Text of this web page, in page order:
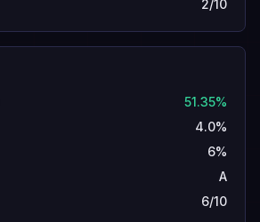
2/10
51.35%
4.0%
6%
A
6/10